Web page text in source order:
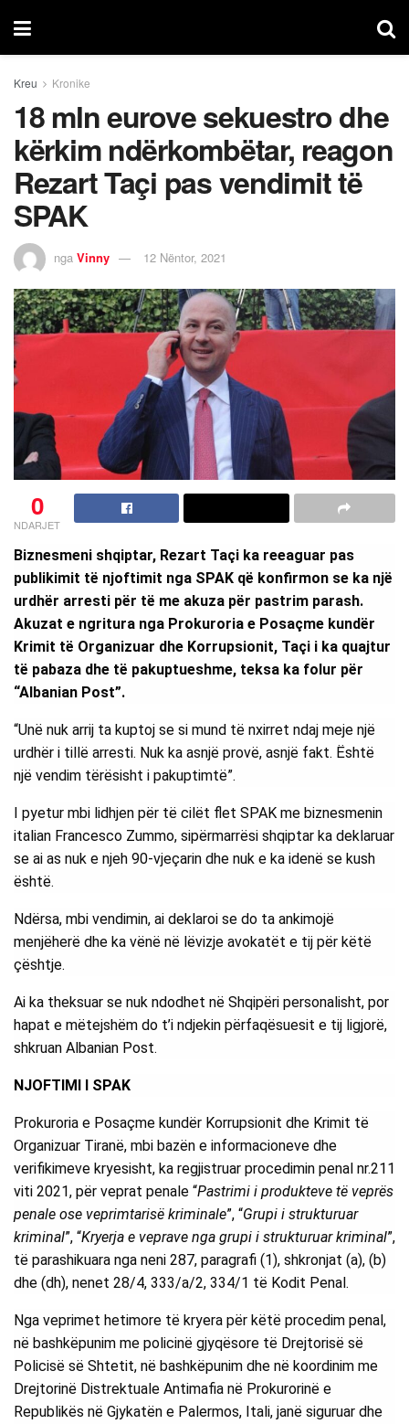
Kreu Kronike
18 mln eurove sekuestro dhe
kërkim ndërkombëtar, reagon
Rezart Taçi pas vendimit të
SPAK
nga Vinny 12 Nëntor, 2021
0
NDARJET
Biznesmeni shqiptar, Rezart Taçi ka reeaguar pas
publikimit të njoftimit nga SPAK që konfirmon se ka një
urdhër arresti për të me akuza për pastrim parash.
Akuzat e ngritura nga Prokuroria e Posaçme kundër
Krimit të Organizuar dhe Korrupsionit, Taçi i ka quajtur
të pabaza dhe të pakuptueshme, teksa ka folur për
“Albanian Post”.
“Unë nuk arrij ta kuptoj se si mund të nxirret ndaj meje një
urdhër i tillë arresti. Nuk ka asnjë provë, asnjë fakt. Është
një vendim tërësisht i pakuptimtë”.
I pyetur mbi lidhjen për të cilët flet SPAK me biznesmenin
italian Francesco Zummo, sipërmarrësi shqiptar ka deklaruar
se ai as nuk e njeh 90-vjeçarin dhe nuk e ka idenë se kush
është.
Ndërsa, mbi vendimin, ai deklaroi se do ta ankimojë
menjëherë dhe ka vënë në lëvizje avokatët e tij për këtë
çështje.
Ai ka theksuar se nuk ndodhet në Shqipëri personalisht, por
hapat e mëtejshëm do t’i ndjekin përfaqësuesit e tij ligjorë,
shkruan Albanian Post.
NJOFTIMI I SPAK
Prokuroria e Posaçme kundër Korrupsionit dhe Krimit të
Organizuar Tiranë, mbi bazën e informacioneve dhe
verifikimeve kryesisht, ka regjistruar procedimin penal nr.211
viti 2021, për veprat penale “Pastrimi i produkteve të veprës
penale ose veprimtarisë kriminale”, “Grupi i strukturuar
kriminal”, “Kryerja e veprave nga grupi i strukturuar kriminal”,
të parashikuara nga neni 287, paragrafi (1), shkronjat (a), (b)
dhe (dh), nenet 28/4, 333/a/2, 334/1 të Kodit Penal.
Nga veprimet hetimore të kryera për këtë procedim penal,
në bashkëpunim me policinë gjyqësore të Drejtorisë së
Policisë së Shtetit, në bashkëpunim dhe në koordinim me
Drejtorinë Distrektuale Antimafia në Prokurorinë e
Republikës në Gjykatën e Palermos, Itali, janë siguruar dhe